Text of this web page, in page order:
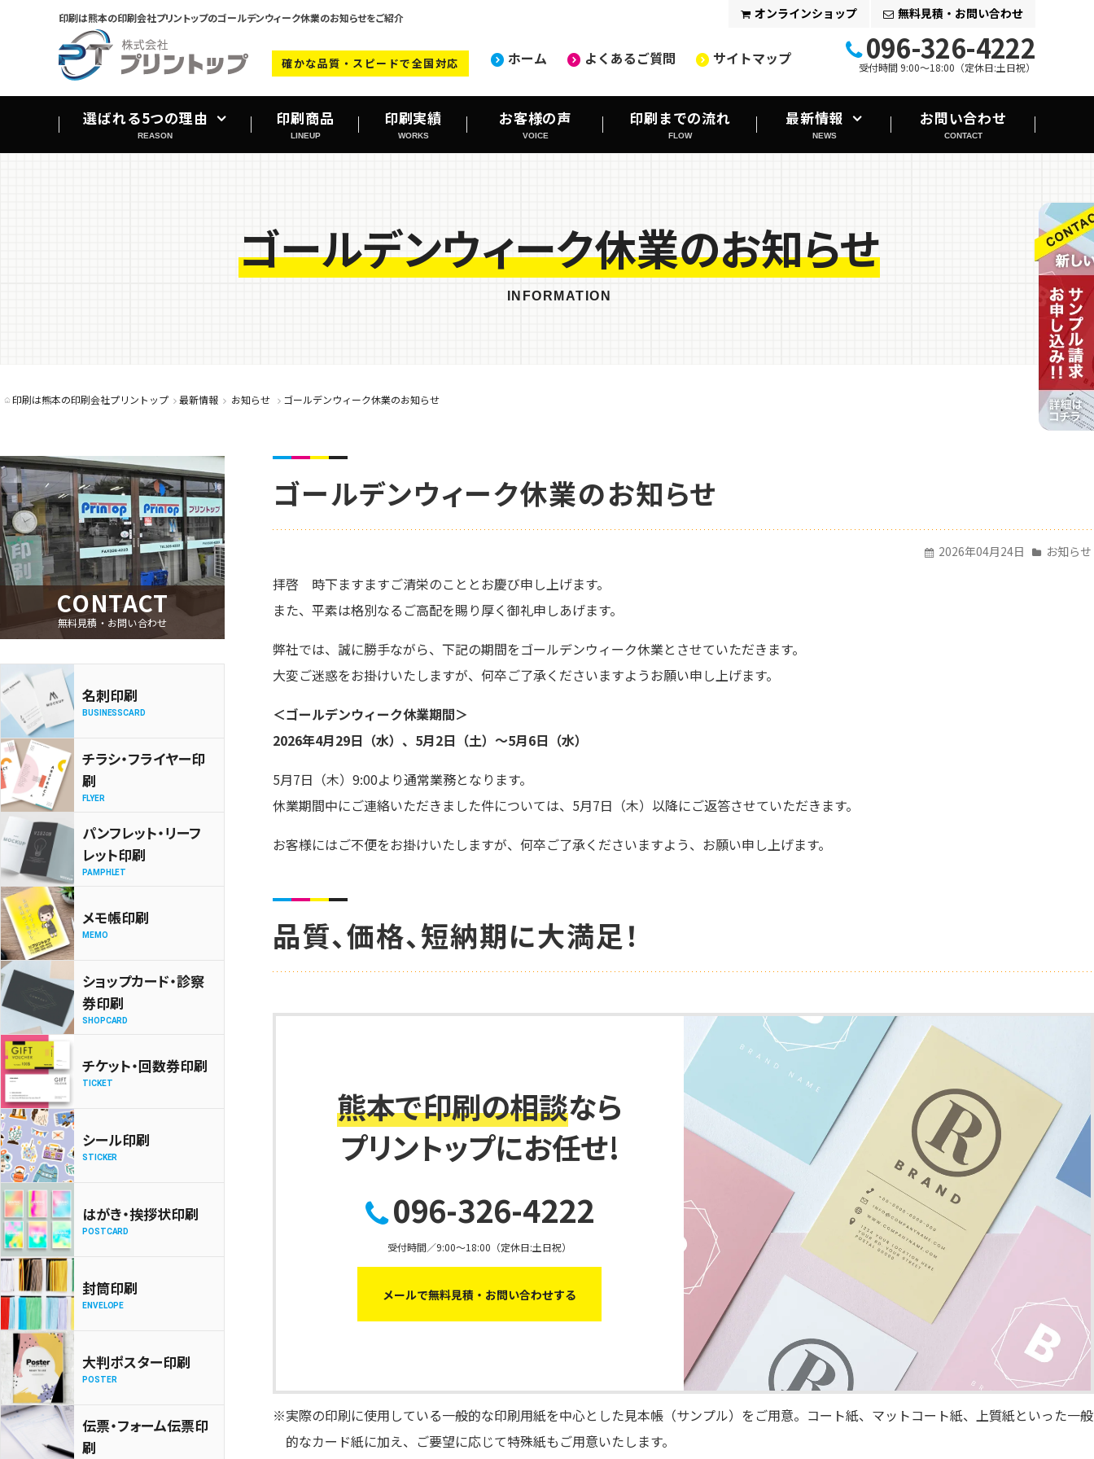
印刷は熊本の印刷会社プリントップのゴールデンウィーク休業のお知らせをご紹介
確かな品質・スピードで全国対応 ホーム よくあるご質問 サイトマップ
オンラインショップ 無料見積・お問い合わせ
096-326-4222
受付時間 9:00～18:00（定休日:土日祝）
選ばれる5つの理由
REASON
印刷商品
LINEUP
印刷実績
WORKS
お客様の声
VOICE
印刷までの流れ
FLOW
最新情報
NEWS
印刷お役立ちコラム
お問い合わせ
CONTACT
ゴールデンウィーク休業のお知らせ
INFORMATION
印刷は熊本の印刷会社プリントップ 最新情報 お知らせ ゴールデンウィーク休業のお知らせ
ゴールデンウィーク休業のお知らせ
2026年04月24日 お知らせ
拝啓 時下ますますご清栄のこととお慶び申し上げます。
また、平素は格別なるご高配を賜り厚く御礼申しあげます。
弊社では、誠に勝手ながら、下記の期間をゴールデンウィーク休業とさせていただきます。
大変ご迷惑をお掛けいたしますが、何卒ご了承くださいますようお願い申し上げます。
＜ゴールデンウィーク休業期間＞
2026年4月29日（水）、5月2日（土）～5月6日（水）
5月7日（木）9:00より通常業務となります。
休業期間中にご連絡いただきました件については、5月7日（木）以降にご返答させていただきます。
お客様にはご不便をお掛けいたしますが、何卒ご了承くださいますよう、お願い申し上げます。
品質、価格、短納期に大満足！
熊本で印刷の相談なら
プリントップにお任せ!
096-326-4222
受付時間／9:00～18:00（定休日:土日祝）
メールで無料見積・お問い合わせする
※実際の印刷に使用している一般的な印刷用紙を中心とした見本帳（サンプル）をご用意。コート紙、マットコート紙、上質紙といった一般
的なカード紙に加え、ご要望に応じて特殊紙もご用意いたします。
CONTACT
無料見積・お問い合わせ
名刺印刷
BUSINESSCARD
チラシ・フライヤー印
刷
FLYER
パンフレット・リーフ
レット印刷
PAMPHLET
メモ帳印刷
MEMO
ショップカード・診察
券印刷
SHOPCARD
チケット・回数券印刷
TICKET
シール印刷
STICKER
はがき・挨拶状印刷
POSTCARD
封筒印刷
ENVELOPE
大判ポスター印刷
POSTER
伝票・フォーム伝票印
刷